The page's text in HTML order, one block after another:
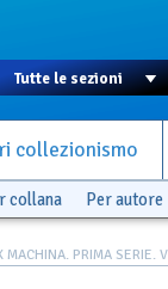
collezionismo
collana Per autore
MACHINA. PRIMA SERIE.